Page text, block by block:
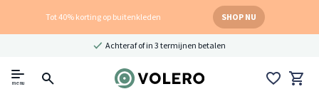
Tot 40% korting op buitenkleden SHOP NU
Achteraf of in 3 termijnen betalen
menu